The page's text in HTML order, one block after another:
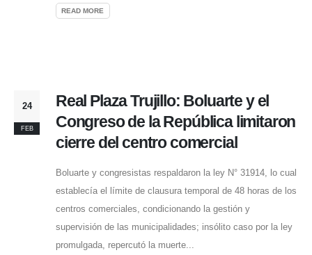
READ MORE
24
FEB
Real Plaza Trujillo: Boluarte y el
Congreso de la República limitaron
cierre del centro comercial
Boluarte y congresistas respaldaron la ley N° 31914, lo cual
establecía el límite de clausura temporal de 48 horas de los
centros comerciales, condicionando la gestión y
supervisión de las municipalidades; insólito caso por la ley
promulgada, repercutó la muerte...